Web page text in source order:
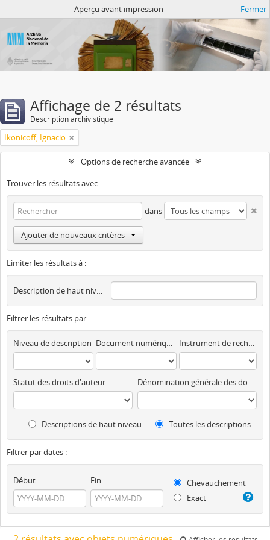
Aperçu avant impression Fermer
Affichage de 2 résultats
Description archivistique
Ikonicoff, Ignacio
Options de recherche avancée
Trouver les résultats avec :
dans
Ajouter de nouveaux critères
Limiter les résultats à :
Description de haut niveau
Filtrer les résultats par :
Niveau de description Document numérique disponible Instrument de recherche
Statut des droits d'auteur Dénomination générale des documents
Descriptions de haut niveau Toutes les descriptions
Filtrer par dates :
Début Fin
Chevauchement
Exact